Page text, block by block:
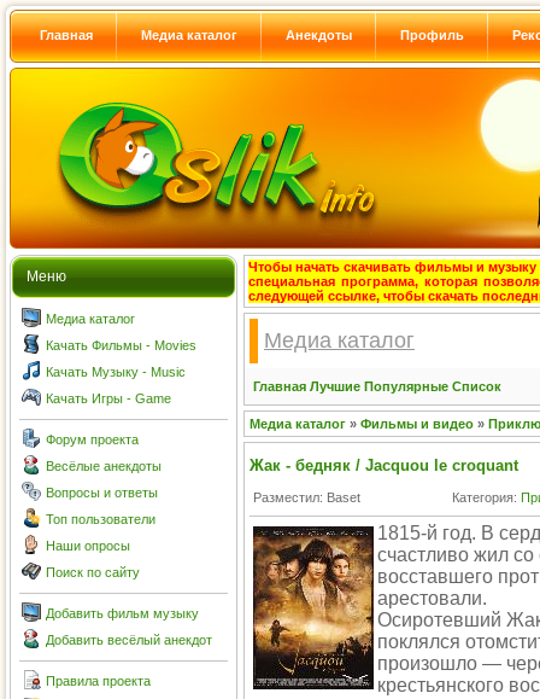
Главная Медиа каталог Анекдоты Профиль
Меню
Медиа каталог
Качать Фильмы - Movies
Качать Музыку - Music
Качать Игры - Game
Форум проекта
Весёлые анекдоты
Вопросы и ответы
Топ пользователи
Наши опросы
Поиск по сайту
Добавить фильм музыку
Добавить весёлый анекдот
Правила проекта
Чтобы начать скачивать фильмы и музыку
специальная программа, которая
следующей ссылке, чтобы скачать
Медиа каталог
Главная Лучшие Популярные Список
Медиа каталог » Фильмы и видео »
Жак - бедняк / Jacquou le croquant
Разместил: Baset Категория:
1815-й год. В
счастливо жил
восставшего
арестовали.
Осиротевший
поклялся
произошло —
крестьянского